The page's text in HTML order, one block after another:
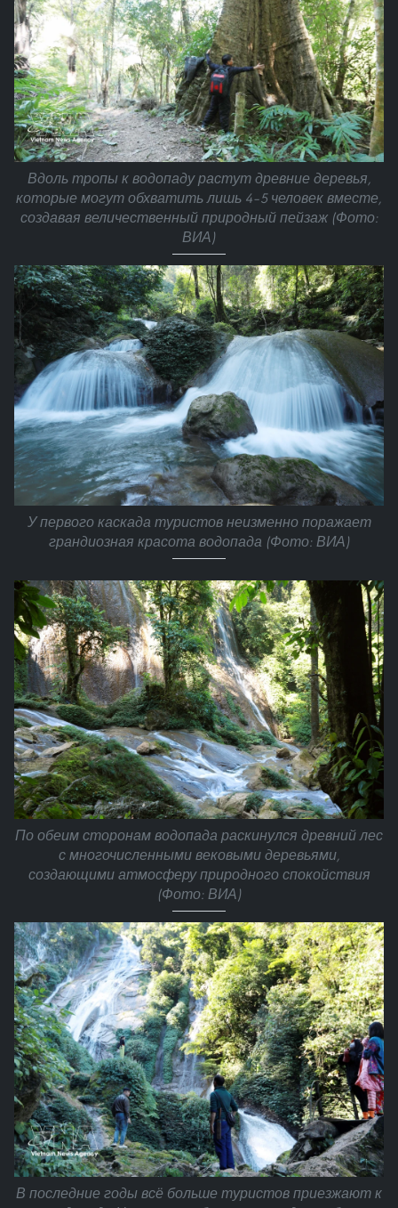
Вдоль тропы к водопаду растут древние деревья,
которые могут обхватить лишь 4–5 человек вместе,
создавая величественный природный пейзаж (Фото:
ВИА)
У первого каскада туристов неизменно поражает
грандиозная красота водопада (Фото: ВИА)
По обеим сторонам водопада раскинулся древний лес
с многочисленными вековыми деревьями,
создающими атмосферу природного спокойствия
(Фото: ВИА)
В последние годы всё больше туристов приезжают к